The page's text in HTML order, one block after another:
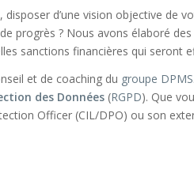
d’une vision objective de
progrès ? Nous avons élaboré
sanctions financières qui seront
et de coaching du groupe DPMS
des Données (RGPD). Que
Officer (CIL/DPO) ou son